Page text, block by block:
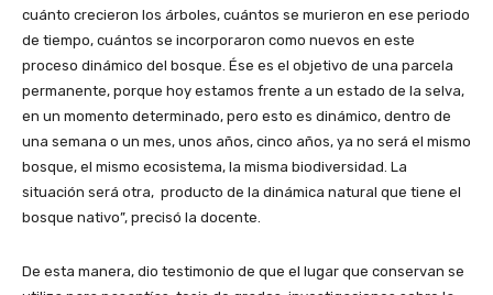
cuánto crecieron los árboles, cuántos se murieron en ese periodo
de tiempo, cuántos se incorporaron como nuevos en este
proceso dinámico del bosque. Ése es el objetivo de una parcela
permanente, porque hoy estamos frente a un estado de la selva,
en un momento determinado, pero esto es dinámico, dentro de
una semana o un mes, unos años, cinco años, ya no será el mismo
bosque, el mismo ecosistema, la misma biodiversidad. La
situación será otra, producto de la dinámica natural que tiene el
bosque nativo”, precisó la docente.
De esta manera, dio testimonio de que el lugar que conservan se